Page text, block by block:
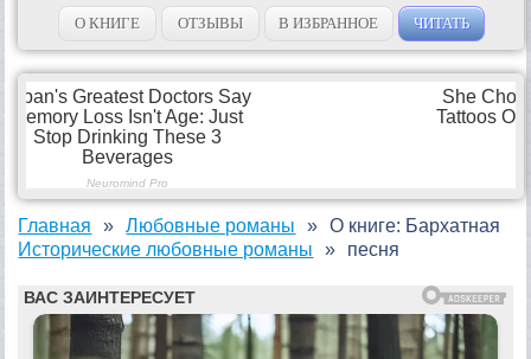
О КНИГЕ
ОТЗЫВЫ В ИЗБРАННОЕ ЧИТАТЬ
Главная
Любовные романы
Исторические любовные романы
О книге: Бархатная
песня